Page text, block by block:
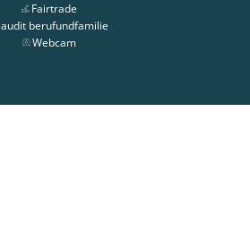
Fairtrade
audit berufundfamilie
Webcam